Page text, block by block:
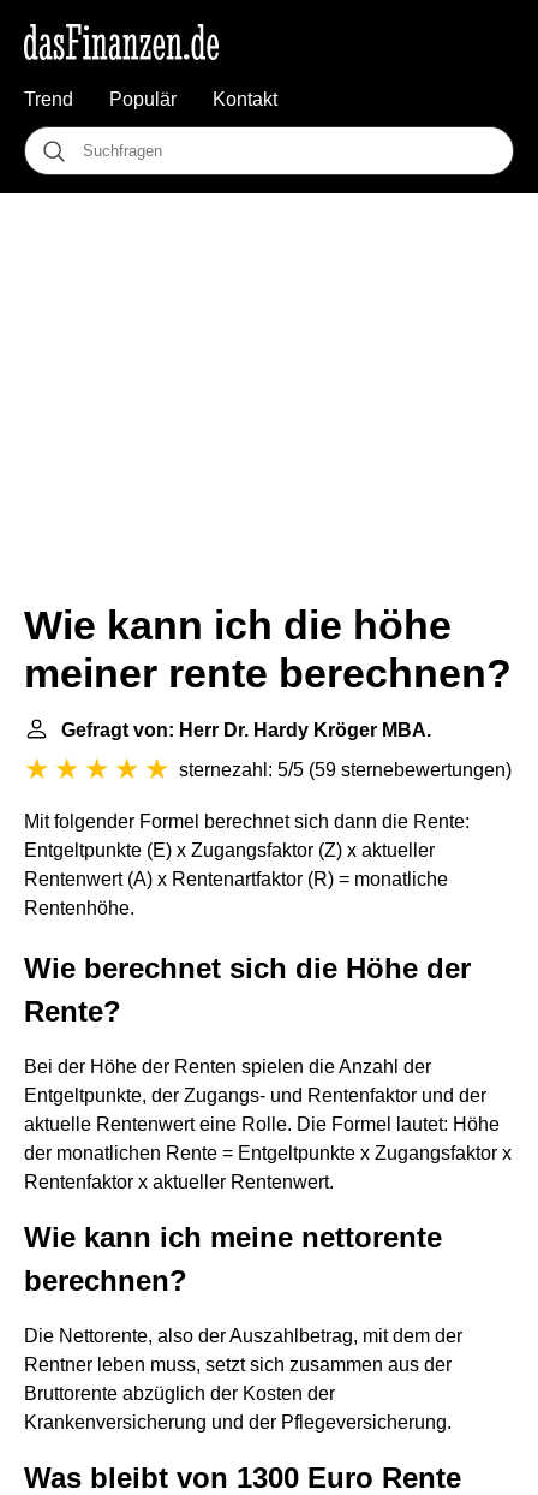
Trend Populär Kontakt
Wie kann ich die höhe
meiner rente berechnen?
Gefragt von: Herr Dr. Hardy Kröger MBA.
sternezahl: 5/5 (59 sternebewertungen)
Mit folgender Formel berechnet sich dann die Rente:
Entgeltpunkte (E) x Zugangsfaktor (Z) x aktueller
Rentenwert (A) x Rentenartfaktor (R) = monatliche
Rentenhöhe.
Wie berechnet sich die Höhe der
Rente?
Bei der Höhe der Renten spielen die Anzahl der
Entgeltpunkte, der Zugangs- und Rentenfaktor und der
aktuelle Rentenwert eine Rolle. Die Formel lautet: Höhe
der monatlichen Rente = Entgeltpunkte x Zugangsfaktor x
Rentenfaktor x aktueller Rentenwert.
Wie kann ich meine nettorente
berechnen?
Die Nettorente, also der Auszahlbetrag, mit dem der
Rentner leben muss, setzt sich zusammen aus der
Bruttorente abzüglich der Kosten der
Krankenversicherung und der Pflegeversicherung.
Was bleibt von 1300 Euro Rente